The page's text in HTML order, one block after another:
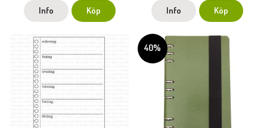
Info Köp Info Köp
40%